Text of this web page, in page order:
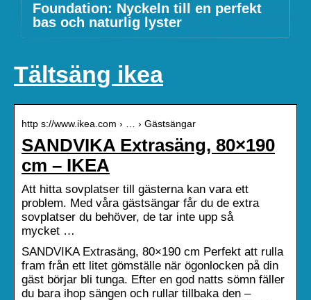
Foundation: Nyckeln till en perfekt
bas och naturlig lyster
Tältsäng ikea
http s://www.ikea.com › … › Gästsängar
SANDVIKA Extrasäng, 80×190
cm – IKEA
Att hitta sovplatser till gästerna kan vara ett
problem. Med våra gästsängar får du de extra
sovplatser du behöver, de tar inte upp så
mycket …
SANDVIKA Extrasäng, 80×190 cm Perfekt att rulla
fram från ett litet gömställe när ögonlocken på din
gäst börjar bli tunga. Efter en god natts sömn fäller
du bara ihop sängen och rullar tillbaka den –